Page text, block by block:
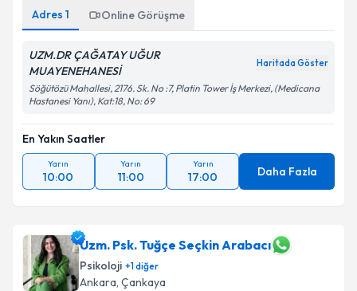
Adres 1 Online Görüşme
UZM.DR ÇAĞATAY UĞUR
MUAYENEHANESİ
Haritada Göster
Söğütözü Mahallesi, 2176. Sk. No :7, Platin Tower İş Merkezi, (Medicana
Hastanesi Yanı), Kat:18, No: 69
En Yakın Saatler
Yarın
10:00
Yarın
11:00
Yarın
17:00 Daha Fazla
Uzm. Psk. Tuğçe Seçkin Arabacı
Psikoloji +1diğer
Ankara, Çankaya